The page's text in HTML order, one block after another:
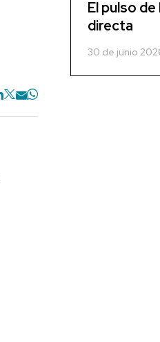
El pulso
directa
30 de junio